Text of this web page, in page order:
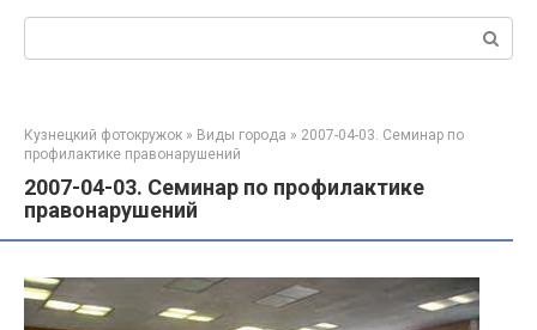
Поиск:
Кузнецкий фотокружок » Виды города » 2007-04-03. Семинар по
профилактике правонарушений
2007-04-03. Семинар по профилактике
правонарушений